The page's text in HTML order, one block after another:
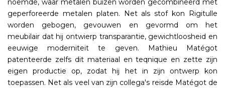
noemde, waar metalen buizen worden gecombineerd met
geperforeerde metalen platen. Net als stof kon Rigitulle
worden gebogen, gevouwen en gevormd om het
meubilair dat hij ontwierp transparantie, gewichtloosheid en
eeuwige moderniteit te geven. Mathieu Matégot
patenteerde zelfs dit materiaal en teqnique en zette zijn
eigen productie op, zodat hij het in zijn ontwerp kon
toepassen. Net als veel van zijn collega's reisde Matégot de